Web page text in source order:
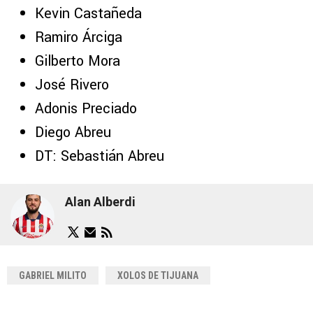
Kevin Castañeda
Ramiro Árciga
Gilberto Mora
José Rivero
Adonis Preciado
Diego Abreu
DT: Sebastián Abreu
Alan Alberdi
GABRIEL MILITO XOLOS DE TIJUANA